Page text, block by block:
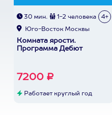
30 мин. 1-2 человека 4+
Юго-Восток Москвы
Комната ярости.
Программа Дебют
7200 ₽
Работает круглый год